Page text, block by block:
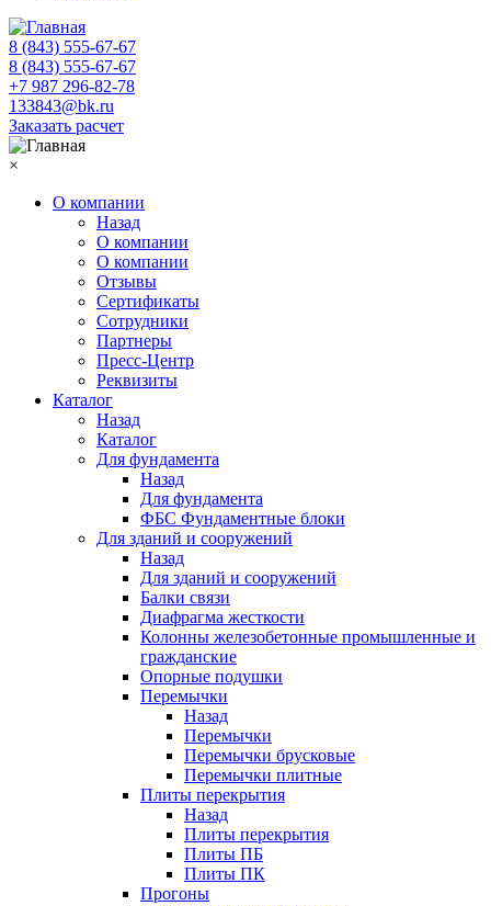
8 (843) 555-67-67
8 (843) 555-67-67
+7 987 296-82-78
133843@bk.ru
Заказать расчет
×
О компании
Назад
О компании
О компании
Отзывы
Сертификаты
Сотрудники
Партнеры
Пресс-Центр
Реквизиты
Каталог
Назад
Каталог
Для фундамента
Назад
Для фундамента
ФБС Фундаментные блоки
Для зданий и сооружений
Назад
Для зданий и сооружений
Балки связи
Диафрагма жесткости
Колонны железобетонные промышленные и
гражданские
Опорные подушки
Перемычки
Назад
Перемычки
Перемычки брусковые
Перемычки плитные
Плиты перекрытия
Назад
Плиты перекрытия
Плиты ПБ
Плиты ПК
Прогоны